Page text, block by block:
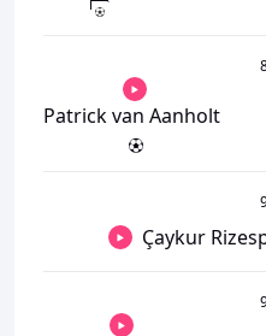
Patrick van Aanholt
Çaykur